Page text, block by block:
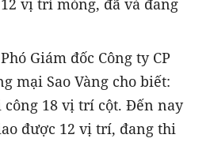
vị trí móng, đã và đang
Giám đốc Công ty CP
mại Sao Vàng cho biết:
18 vị trí cột. Đến nay
được 12 vị trí, đang thi